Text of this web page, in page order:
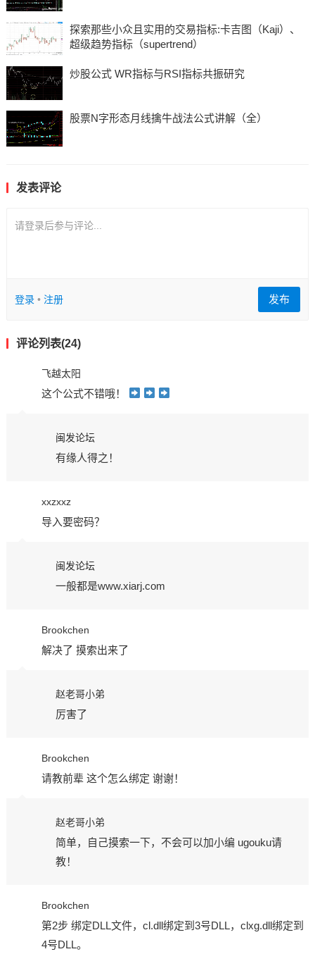
探索那些小众且实用的交易指标:卡吉图（Kaji）、
超级趋势指标（supertrend）
炒股公式 WR指标与RSI指标共振研究
股票N字形态月线擒牛战法公式讲解（全）
发表评论
请登录后参与评论...
登录• 注册 发布
评论列表(24)
飞越太阳
这个公式不错哦！
闽发论坛
有缘人得之！
xxzxxz
导入要密码？
闽发论坛
一般都是www.xiarj.com
Brookchen
解决了 摸索出来了
赵老哥小弟
厉害了
Brookchen
请教前辈 这个怎么绑定 谢谢！
赵老哥小弟
简单，自己摸索一下，不会可以加小编 ugouku请
教！
Brookchen
第2步 绑定DLL文件，cl.dll绑定到3号DLL，clxg.dll绑定到
4号DLL。